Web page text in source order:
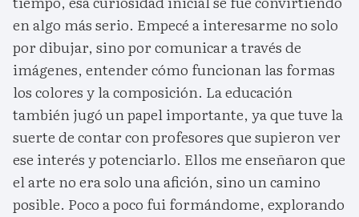
en algo más serio. Empecé a interesarme no solo
por dibujar, sino por comunicar a través de
imágenes, entender cómo funcionan las formas
los colores y la composición. La educación
también jugó un papel importante, ya que tuve la
suerte de contar con profesores que supieron ver
ese interés y potenciarlo. Ellos me enseñaron que
el arte no era solo una afición, sino un camino
posible. Poco a poco fui formándome, explorando